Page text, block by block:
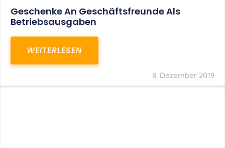
Geschenke An Geschäftsfreunde Als
Betriebsausgaben
WEITERLESEN
8. Dezember 2019